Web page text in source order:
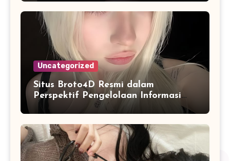
Uncategorized
Situs Broto4D Resmi dalam
Perspektif Pengelolaan Informasi
dan Penyajian Data Harian